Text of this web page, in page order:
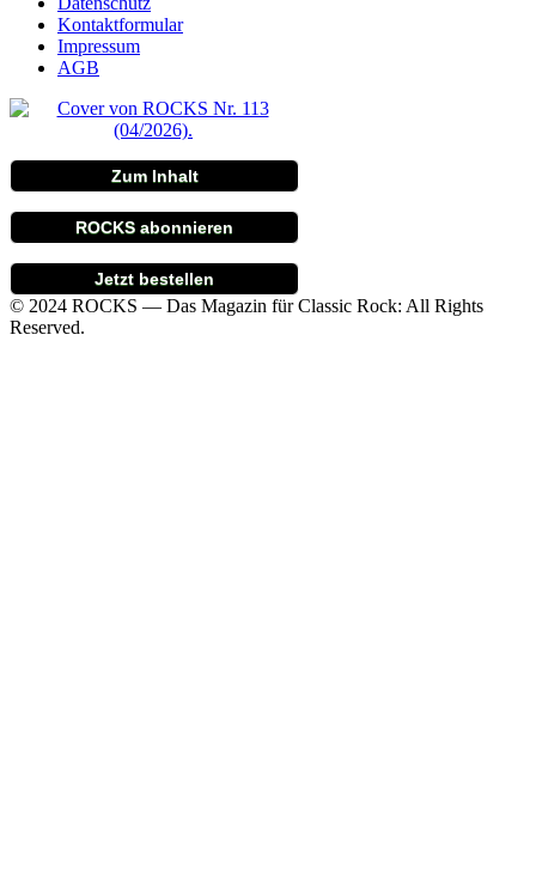
Kontaktformular
Impressum
AGB
Zum Inhalt
ROCKS abonnieren
Jetzt bestellen
© 2024 ROCKS — Das Magazin für Classic Rock: All Rights
Reserved.